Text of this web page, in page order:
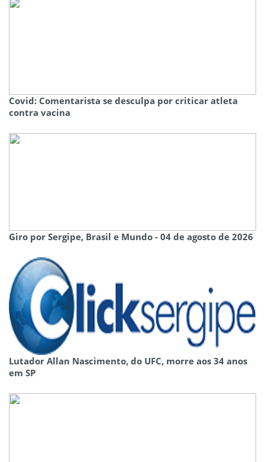
Covid: Comentarista se desculpa por criticar atleta
contra vacina
Giro por Sergipe, Brasil e Mundo - 04 de agosto de 2026
Lutador Allan Nascimento, do UFC, morre aos 34 anos
em SP